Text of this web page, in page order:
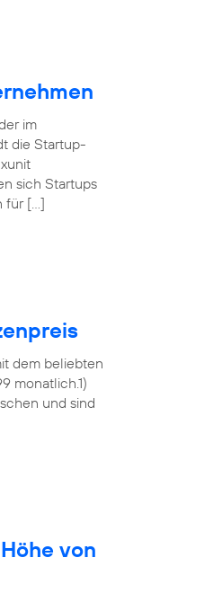
im
die Startup-
sich Startups
für […]
dem beliebten
monatlich.1)
und sind
von